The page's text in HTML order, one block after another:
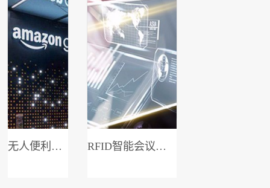
无人便利店系统 RFID智能会议签到系统